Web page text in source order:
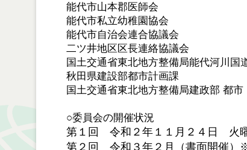
能代市山本郡医師会
能代市私立幼稚園協会
能代市自治会連合協議会
二ツ井地区区長連絡協議会
国土交通省東北地方整備局能代河川
秋田県建設部都市計画課
国土交通省東北地方整備局建政部 都市
○委員会の開催状況
第１回 令和２年１１月２４日 火
第２回 令和３年２月（書面開催）